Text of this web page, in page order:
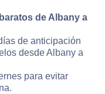
de Albany a
de anticipación
desde Albany a
para evitar